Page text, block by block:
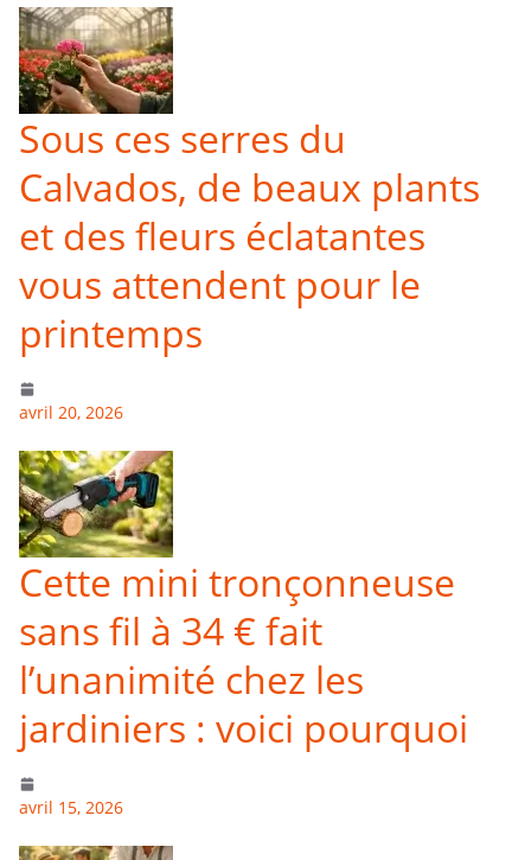
Sous ces serres du
Calvados, de beaux plants
et des fleurs éclatantes
vous attendent pour le
printemps
avril 20, 2026
Cette mini tronçonneuse
sans fil à 34 € fait
l’unanimité chez les
jardiniers : voici pourquoi
avril 15, 2026